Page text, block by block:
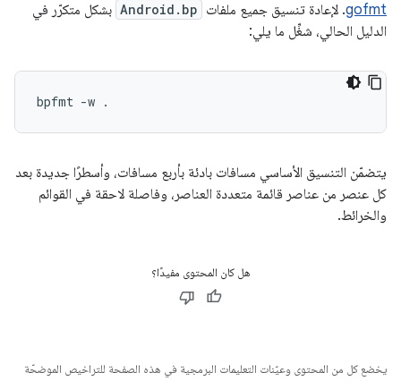
gofmt. لإعادة تنسيق جميع ملفات Android.bp بشكل متكرّر في
الدليل الحالي، شغِّل ما يلي:
يتضمّن التنسيق الأساسي مسافات بادئة بأربع مسافات، وأسطرًا جديدة بعد
كل عنصر من عناصر قائمة متعددة العناصر، وفاصلة لاحقة في القوائم
والخرائط.
هل كان المحتوى مفيدًا؟
يخضع كل من المحتوى وعيّنات التعليمات البرمجية في هذه الصفحة للتراخيص الموضحّة